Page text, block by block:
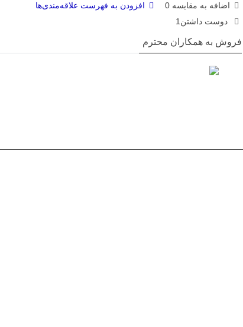
اضافه به مقایسه 0
افزودن به فهرست علاقه‌مندی‌ها
دوست داشتن1
فروش به همکاران محترم